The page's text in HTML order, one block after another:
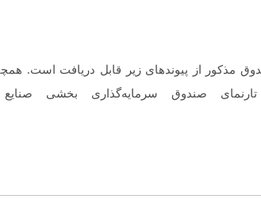
مذکور از پیوندهای زیر قابل دریافت است.
صندوق سرمایه‌گذاری بخشی